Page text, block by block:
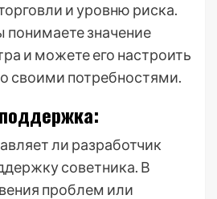
и уровню риска.
понимаете значение
и можете его настроить
своими потребностями.
ли разработчик
советника. В
проблем или